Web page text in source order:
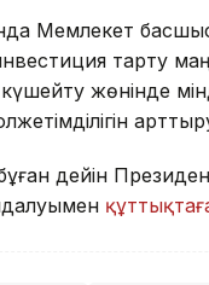
Мемлекет
тарту
күшейту жөнінде
бұған дейін